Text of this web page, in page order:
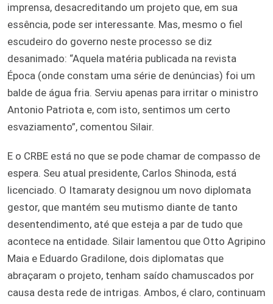
imprensa, desacreditando um projeto que, em sua
essência, pode ser interessante. Mas, mesmo o fiel
escudeiro do governo neste processo se diz
desanimado: “Aquela matéria publicada na revista
Época (onde constam uma série de denúncias) foi um
balde de água fria. Serviu apenas para irritar o ministro
Antonio Patriota e, com isto, sentimos um certo
esvaziamento”, comentou Silair.
E o CRBE está no que se pode chamar de compasso de
espera. Seu atual presidente, Carlos Shinoda, está
licenciado. O Itamaraty designou um novo diplomata
gestor, que mantém seu mutismo diante de tanto
desentendimento, até que esteja a par de tudo que
acontece na entidade. Silair lamentou que Otto Agripino
Maia e Eduardo Gradilone, dois diplomatas que
abraçaram o projeto, tenham saído chamuscados por
causa desta rede de intrigas. Ambos, é claro, continuam